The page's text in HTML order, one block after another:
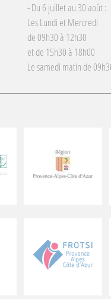
- Du 6 juillet au 30 août :
Les Lundi et Mercredi
de 09h30 à 12h30
et de 15h30 à 18h00
Le samedi matin de